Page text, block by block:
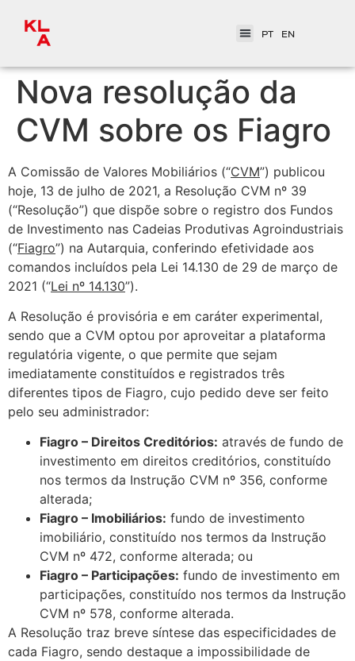
PT EN
Nova resolução da
CVM sobre os Fiagro
A Comissão de Valores Mobiliários (“CVM”) publicou
hoje, 13 de julho de 2021, a Resolução CVM nº 39
(“Resolução”) que dispõe sobre o registro dos Fundos
de Investimento nas Cadeias Produtivas Agroindustriais
(“Fiagro”) na Autarquia, conferindo efetividade aos
comandos incluídos pela Lei 14.130 de 29 de março de
2021 (“Lei nº 14.130”).
A Resolução é provisória e em caráter experimental,
sendo que a CVM optou por aproveitar a plataforma
regulatória vigente, o que permite que sejam
imediatamente constituídos e registrados três
diferentes tipos de Fiagro, cujo pedido deve ser feito
pelo seu administrador:
Fiagro – Direitos Creditórios: através de fundo de
investimento em direitos creditórios, constituído
nos termos da Instrução CVM nº 356, conforme
alterada;
Fiagro – Imobiliários: fundo de investimento
imobiliário, constituído nos termos da Instrução
CVM nº 472, conforme alterada; ou
Fiagro – Participações: fundo de investimento em
participações, constituído nos termos da Instrução
CVM nº 578, conforme alterada.
A Resolução traz breve síntese das especificidades de
cada Fiagro, sendo destaque a impossibilidade de